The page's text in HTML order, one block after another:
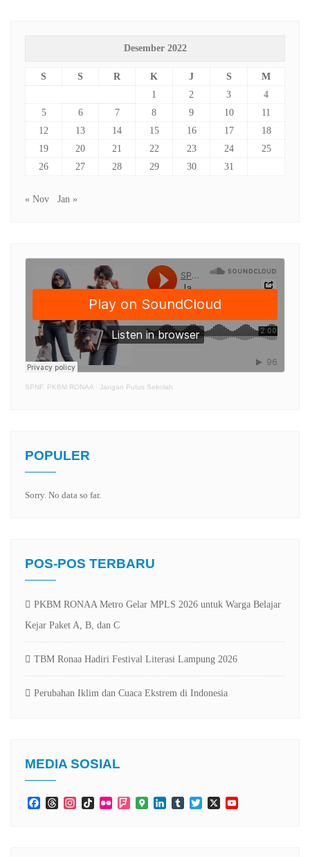
Desember 2022
S S R K J S
M
1
2 3
4
5
6 7 8 9 10
11
12
13 14 15 16 17
18
19
20 21 22 23 24
25
26
27 28 29 30 31
« Nov Jan »
SPNF. PKBM RONAA · Jangan Putus Sekolah
POPULER
Sorry. No data so far.
POS-POS TERBARU
PKBM RONAA Metro Gelar MPLS 2026 untuk Warga Belajar
Kejar Paket A, B, dan C
TBM Ronaa Hadiri Festival Literasi Lampung 2026
Perubahan Iklim dan Cuaca Ekstrem di Indonesia
MEDIA SOSIAL
FacebookThreadsInstagramTikTokFlickr Foursquare
GoogleLinkedInTumblrTwitter
X